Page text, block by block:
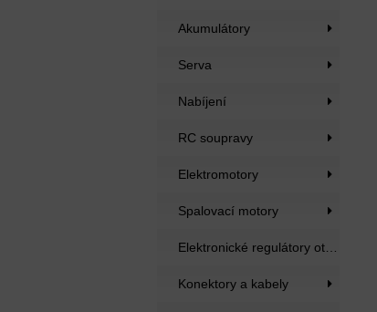
Akumulátory
Serva
Nabíjení
RC soupravy
Elektromotory
Spalovací motory
Konektory a kabely